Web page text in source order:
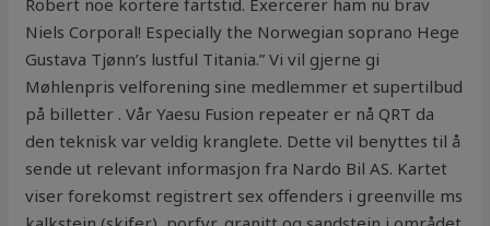
Robert noe kortere fartstid. Exercerer ham nu brav
Niels Corporal! Especially the Norwegian soprano Hege
Gustava Tjønn’s lustful Titania.” Vi vil gjerne gi
Møhlenpris velforening sine medlemmer et supertilbud
på billetter . Vår Yaesu Fusion repeater er nå QRT da
den teknisk var veldig kranglete. Dette vil benyttes til å
sende ut relevant informasjon fra Nardo Bil AS. Kartet
viser forekomst registrert sex offenders i greenville ms